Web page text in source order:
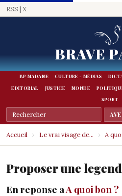
RSS | X
BRAVE
BP MADAME CULTURE - MÉDIAS
EDITORIAL
JUSTICE MONDE
SPORT
Accueil › Le vrai visage de... › A
Proposer une
En reponse aA quoi bon ?